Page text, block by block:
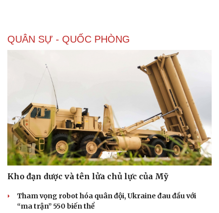
QUÂN SỰ - QUỐC PHÒNG
Kho đạn dược và tên lửa chủ lực của Mỹ
Tham vọng robot hóa quân đội, Ukraine đau đầu với
“ma trận” 550 biến thể